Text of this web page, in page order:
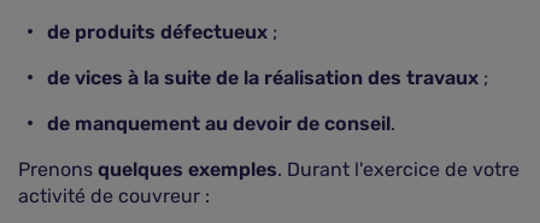
de produits défectueux ;
de vices à la suite de la réalisation des travaux ;
de manquement au devoir de conseil.
Prenons quelques exemples. Durant l'exercice de votre
activité de couvreur :